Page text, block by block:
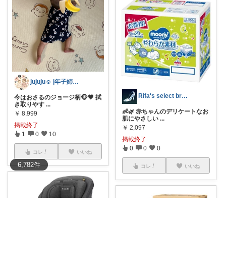
6,782件
jujuju☺︎ |年子姉妹ママ♡
今はおさるのジョージ柄🐵🤎 拭
き取りやす ...
￥ 8,999
掲載終了
1 0 10
コレ いいね
Rifa's select branch
👶🌿 赤ちゃんのデリケートなお
肌にやさしい ...
￥ 2,097
掲載終了
0 0 0
コレ いいね